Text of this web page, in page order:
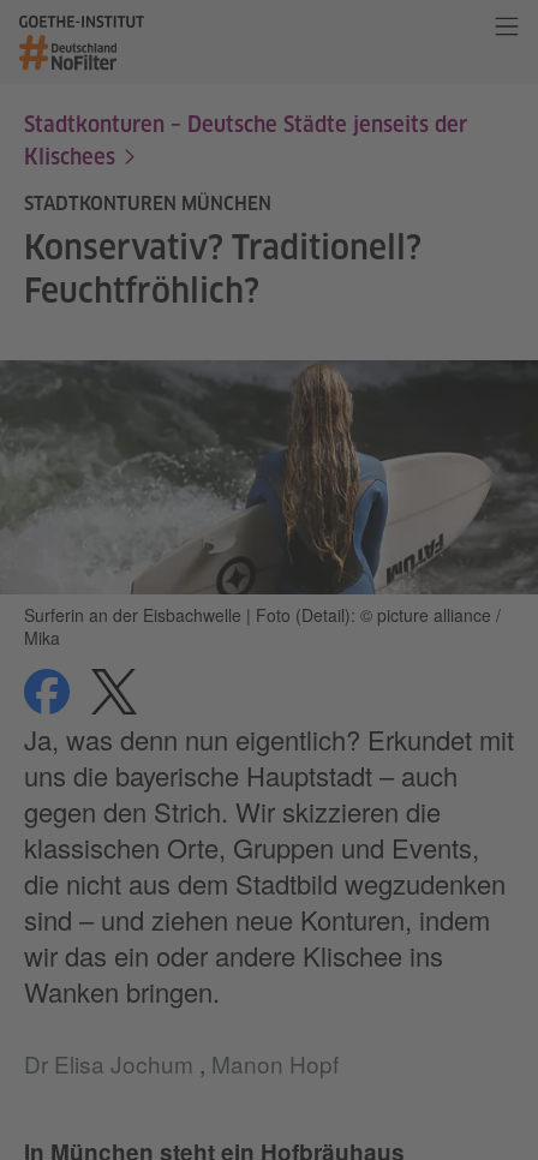
Stadtkonturen – Deutsche Städte jenseits der
Klischees
STADTKONTUREN MÜNCHEN
Konservativ? Traditionell?
Feuchtfröhlich?
Surferin an der Eisbachwelle | Foto (Detail): © picture alliance /
Mika
teilen teilen
Ja, was denn nun eigentlich? Erkundet mit
uns die bayerische Hauptstadt – auch
gegen den Strich. Wir skizzieren die
klassischen Orte, Gruppen und Events,
die nicht aus dem Stadtbild wegzudenken
sind – und ziehen neue Konturen, indem
wir das ein oder andere Klischee ins
Wanken bringen.
Dr Elisa Jochum , Manon Hopf
In München steht ein Hofbräuhaus